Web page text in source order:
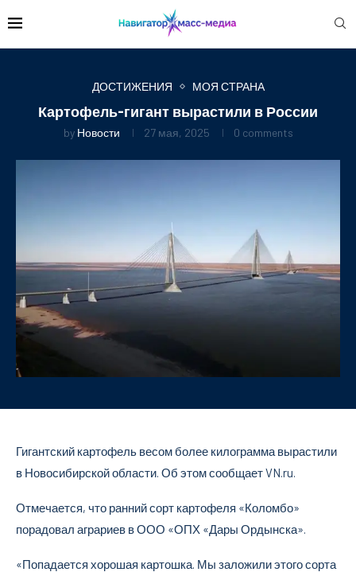
ДОСТИЖЕНИЯ МОЯ СТРАНА
Картофель-гигант вырастили в России
by Новости 27 мая, 2025 0 comments
Гигантский картофель весом более килограмма вырастили
в Новосибирской области. Об этом сообщает VN.ru.
Отмечается, что ранний сорт картофеля «Коломбо»
порадовал аграриев в ООО «ОПХ «Дары Ордынска».
«Попадается хорошая картошка. Мы заложили этого сорта